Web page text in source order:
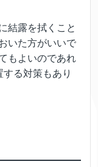
結露を拭くこと
いた方がいいで
もよいのであれ
る対策もあり